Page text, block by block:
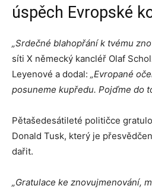
úspěch Evropské
„Srdečné blahopřání k tvému
síti X německý kancléř Olaf
Leyenové a dodal: „Evropané
posuneme kupředu. Pojďme do
Pětašedesátileté političce
Donald Tusk, který je
dařit.
„Gratulace ke znovujmenování,